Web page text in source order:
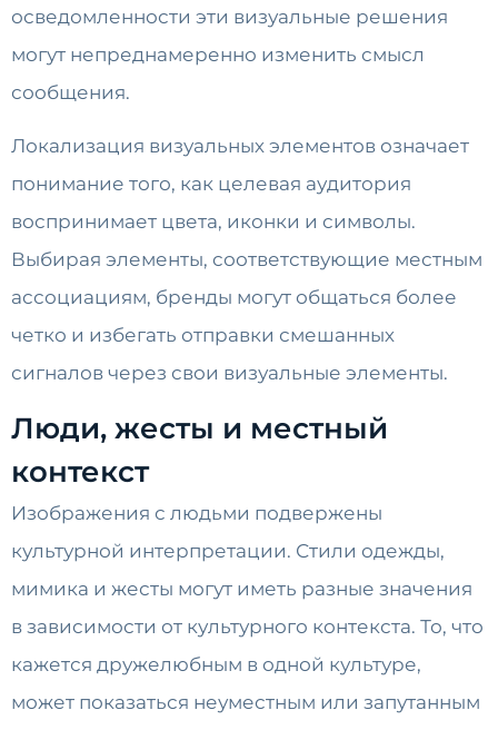
осведомленности эти визуальные решения
могут непреднамеренно изменить смысл
сообщения.
Локализация визуальных элементов означает
понимание того, как целевая аудитория
воспринимает цвета, иконки и символы.
Выбирая элементы, соответствующие местным
ассоциациям, бренды могут общаться более
четко и избегать отправки смешанных
сигналов через свои визуальные элементы.
Люди, жесты и местный
контекст
Изображения с людьми подвержены
культурной интерпретации. Стили одежды,
мимика и жесты могут иметь разные значения
в зависимости от культурного контекста. То, что
кажется дружелюбным в одной культуре,
может показаться неуместным или запутанным